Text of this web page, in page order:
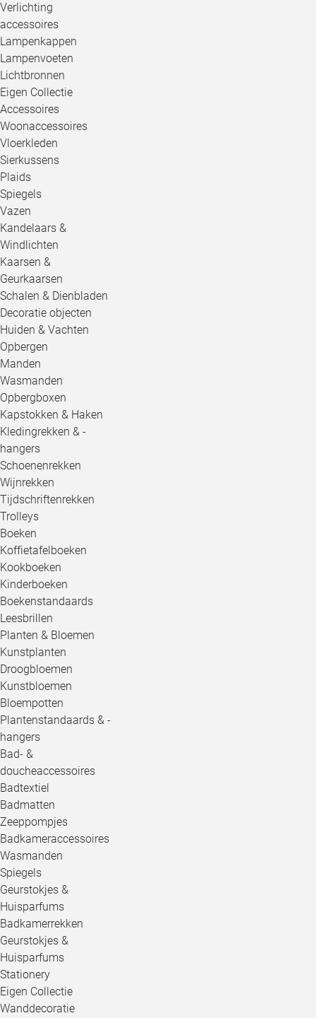
Verlichting
accessoires
Lampenkappen
Lampenvoeten
Lichtbronnen
Eigen Collectie
Accessoires
Woonaccessoires
Vloerkleden
Sierkussens
Plaids
Spiegels
Vazen
Kandelaars &
Windlichten
Kaarsen &
Geurkaarsen
Schalen & Dienbladen
Decoratie objecten
Huiden & Vachten
Opbergen
Manden
Wasmanden
Opbergboxen
Kapstokken & Haken
Kledingrekken & -
hangers
Schoenenrekken
Wijnrekken
Tijdschriftenrekken
Trolleys
Boeken
Koffietafelboeken
Kookboeken
Kinderboeken
Boekenstandaards
Leesbrillen
Planten & Bloemen
Kunstplanten
Droogbloemen
Kunstbloemen
Bloempotten
Plantenstandaards & -
hangers
Bad- &
doucheaccessoires
Badtextiel
Badmatten
Zeeppompjes
Badkameraccessoires
Wasmanden
Spiegels
Geurstokjes &
Huisparfums
Badkamerrekken
Geurstokjes &
Huisparfums
Stationery
Eigen Collectie
Wanddecoratie